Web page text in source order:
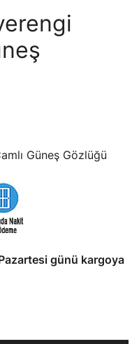
Güneş Gözlüğü
günü kargoya